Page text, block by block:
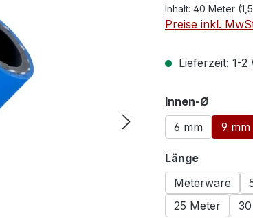
Inhalt: 40 Meter
Preise inkl.
Lieferzeit: 1-2
Innen-Ø
6 mm
9 mm
Längeauswählen
Meterware
25 Meter